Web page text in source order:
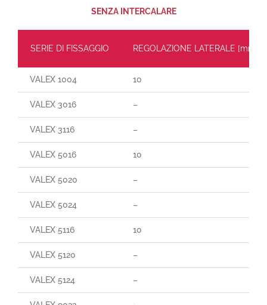
SENZA INTERCALARE
SERIE DI FISSAGGIO REGOLAZIONE LATERALE [mm]
VALEX 1004 10
VALEX 3016 –
VALEX 3116 –
VALEX 5016 10
VALEX 5020 –
VALEX 5024 –
VALEX 5116 10
VALEX 5120 –
VALEX 5124 –